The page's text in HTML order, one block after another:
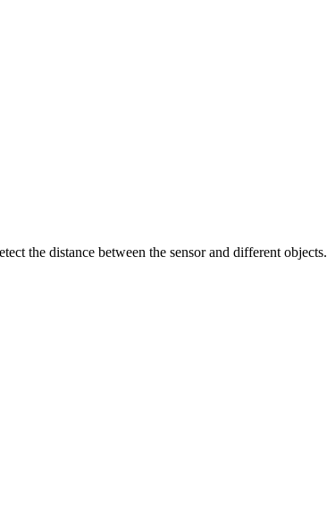
the distance between the sensor and different objects.